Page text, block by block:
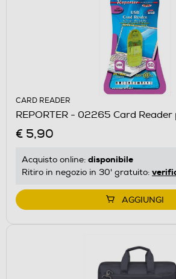
CARD READER
REPORTER - 02265 Card Reader
€ 5,90
Acquisto online: disponibile
Ritiro in negozio in 30' gratuito:
AGGIUNGI